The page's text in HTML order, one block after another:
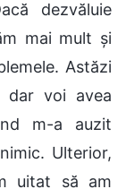
dezvăluie
mai mult și
Astăzi
dar voi avea
m-a auzit
Ulterior,
uitat să am